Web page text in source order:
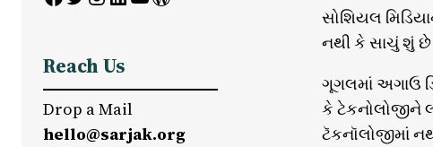
Reach Us
Drop a Mail
hello@sarjak.org
સોશિયલ
નથી કે સાચું શું છે
ગૂગલમાં અગાઉ
કે ટેકનોલોજીને
ટૅકનૉલોજીમાં